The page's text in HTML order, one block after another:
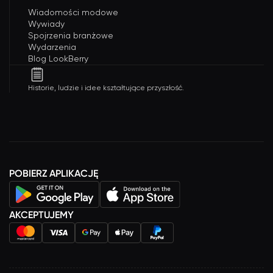
Wiadomości modowe
Wywiady
Spojrzenia branżowe
Wydarzenia
Blog LookBerry
Historie, ludzie i idee kształtujące przyszłość.
POBIERZ APLIKACJĘ
AKCEPTUJEMY